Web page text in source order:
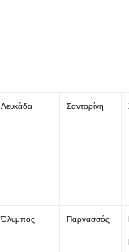
Λευκάδα Σαντορίνη
Όλυμπος Παρνασσός